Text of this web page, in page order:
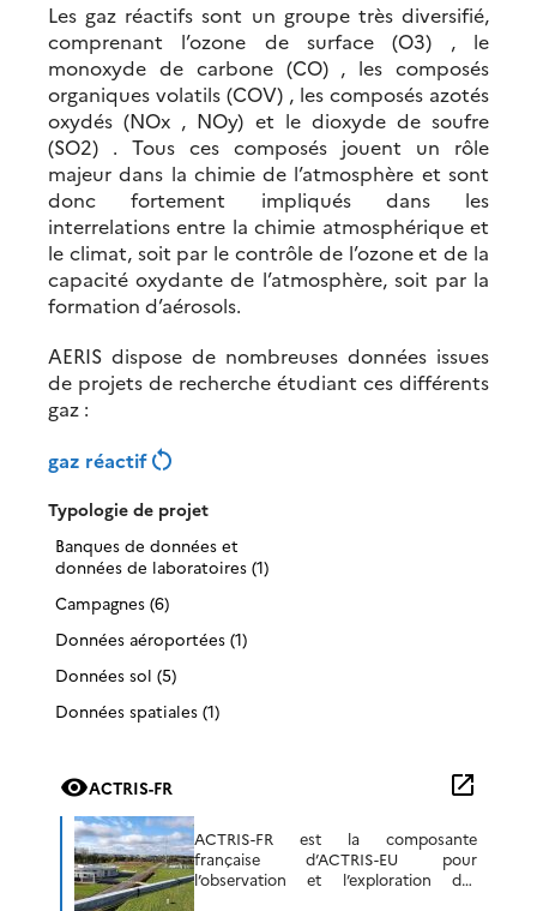
Les gaz réactifs sont un groupe très diversifié,
comprenant l’ozone de surface (O3) , le
monoxyde de carbone (CO) , les composés
organiques volatils (COV) , les composés azotés
oxydés (NOx , NOy) et le dioxyde de soufre
(SO2) . Tous ces composés jouent un rôle
majeur dans la chimie de l’atmosphère et sont
donc fortement impliqués dans les
interrelations entre la chimie atmosphérique et
le climat, soit par le contrôle de l’ozone et de la
capacité oxydante de l’atmosphère, soit par la
formation d’aérosols.
AERIS dispose de nombreuses données issues
de projets de recherche étudiant ces différents
gaz :
gaz réactifrestart_alt
Typologie de projet
Banques de données et
données de laboratoires (1)
Campagnes (6)
Données aéroportées (1)
Données sol (5)
Données spatiales (1)
visibilityACTRIS-FR open_in_new
ACTRIS-FR est la composante
française d’ACTRIS-EU pour
l’observation et l’exploration des